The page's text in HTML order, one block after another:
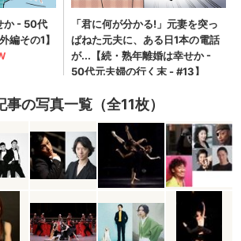
事の写真一覧（全11枚）